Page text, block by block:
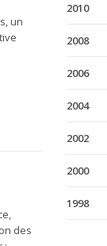
un
des
2010
2008
2006
2004
2002
2000
1998